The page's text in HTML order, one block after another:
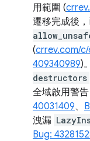
用範圍 (
遷移完成後
(crrev.com/c/
409340989)。
destructors
全域啟用警告
40031409、
洩漏
Bug: